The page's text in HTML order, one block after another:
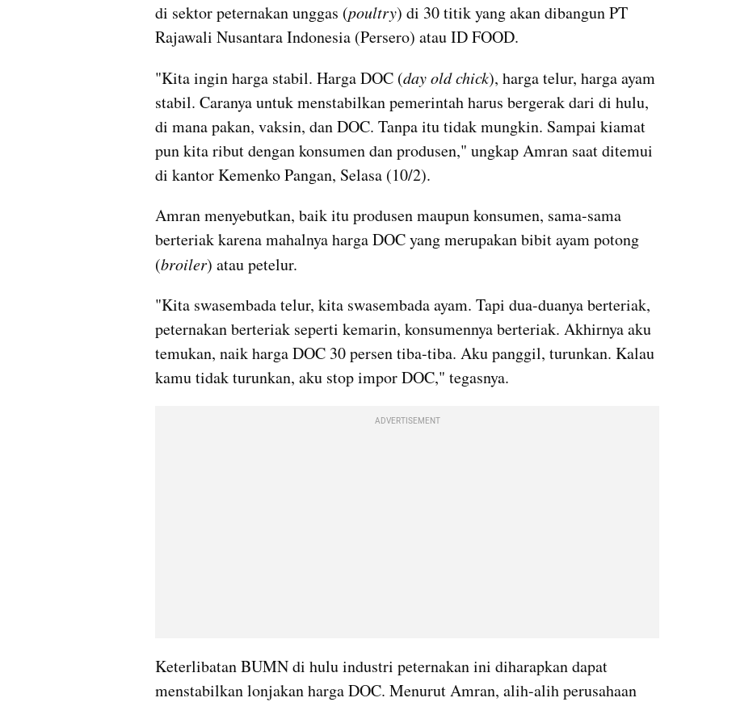
di sektor peternakan unggas (poultry) di 30 titik yang akan dibangun PT
Rajawali Nusantara Indonesia (Persero) atau ID FOOD.
"Kita ingin harga stabil. Harga DOC (day old chick), harga telur, harga ayam
stabil. Caranya untuk menstabilkan pemerintah harus bergerak dari di hulu,
di mana pakan, vaksin, dan DOC. Tanpa itu tidak mungkin. Sampai kiamat
pun kita ribut dengan konsumen dan produsen," ungkap Amran saat ditemui
di kantor Kemenko Pangan, Selasa (10/2).
Amran menyebutkan, baik itu produsen maupun konsumen, sama-sama
berteriak karena mahalnya harga DOC yang merupakan bibit ayam potong
(broiler) atau petelur.
"Kita swasembada telur, kita swasembada ayam. Tapi dua-duanya berteriak,
peternakan berteriak seperti kemarin, konsumennya berteriak. Akhirnya aku
temukan, naik harga DOC 30 persen tiba-tiba. Aku panggil, turunkan. Kalau
kamu tidak turunkan, aku stop impor DOC," tegasnya.
ADVERTISEMENT
Keterlibatan BUMN di hulu industri peternakan ini diharapkan dapat
menstabilkan lonjakan harga DOC. Menurut Amran, alih-alih perusahaan